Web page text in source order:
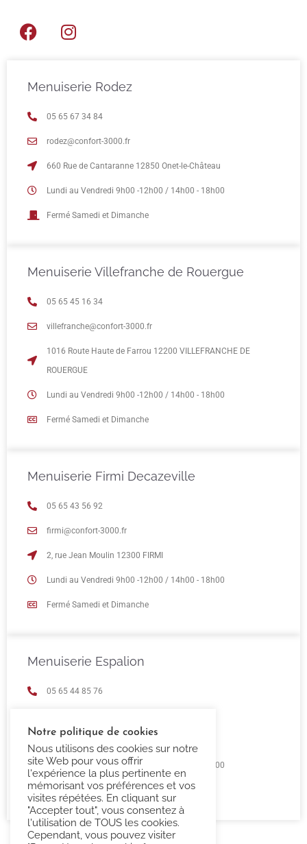
Menuiserie Rodez
05 65 67 34 84
rodez@confort-3000.fr
660 Rue de Cantaranne 12850 Onet-le-Château
Lundi au Vendredi 9h00 -12h00 / 14h00 - 18h00
Fermé Samedi et Dimanche
Menuiserie Villefranche de Rouergue
05 65 45 16 34
villefranche@confort-3000.fr
1016 Route Haute de Farrou 12200 VILLEFRANCHE DE
ROUERGUE
Lundi au Vendredi 9h00 -12h00 / 14h00 - 18h00
Fermé Samedi et Dimanche
Menuiserie Firmi Decazeville
05 65 43 56 92
firmi@confort-3000.fr
2, rue Jean Moulin 12300 FIRMI
Lundi au Vendredi 9h00 -12h00 / 14h00 - 18h00
Fermé Samedi et Dimanche
Menuiserie Espalion
05 65 44 85 76
23 Boulevard de Guizard 12500 Espalion
Lundi au Vendredi 9h00 -12h00 / 14h00 - 18h00
Fermé Samedi et Dimanche
Notre politique de cookies
Nous utilisons des cookies sur notre
site Web pour vous offrir
l'expérience la plus pertinente en
mémorisant vos préférences et vos
visites répétées. En cliquant sur
"Accepter tout", vous consentez à
l'utilisation de TOUS les cookies.
Cependant, vous pouvez visiter